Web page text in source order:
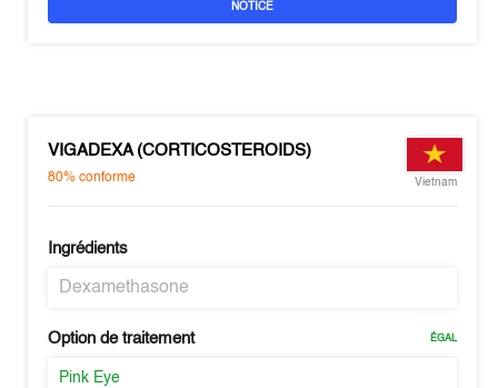
NOTICE
VIGADEXA (CORTICOSTEROIDS)
80%conforme Vietnam
Ingrédients
Dexamethasone
Option de traitement ÉGAL
Pink Eye